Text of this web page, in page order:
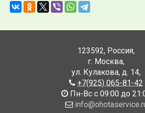
123592, Россия,
г. Москва,
ул. Кулакова, д. 14,
+7(925) 065-81-42
Пн-Вс с 09:00 до